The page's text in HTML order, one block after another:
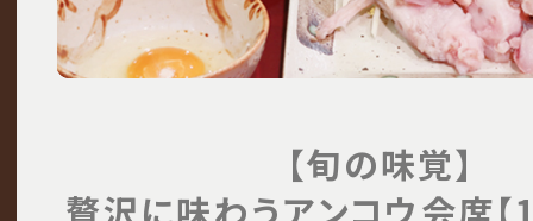
【旬の味覚】
贅沢に味わうアンコウ会席